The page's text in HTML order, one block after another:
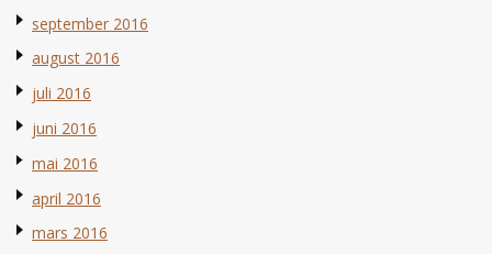
september 2016
august 2016
juli 2016
juni 2016
mai 2016
april 2016
mars 2016